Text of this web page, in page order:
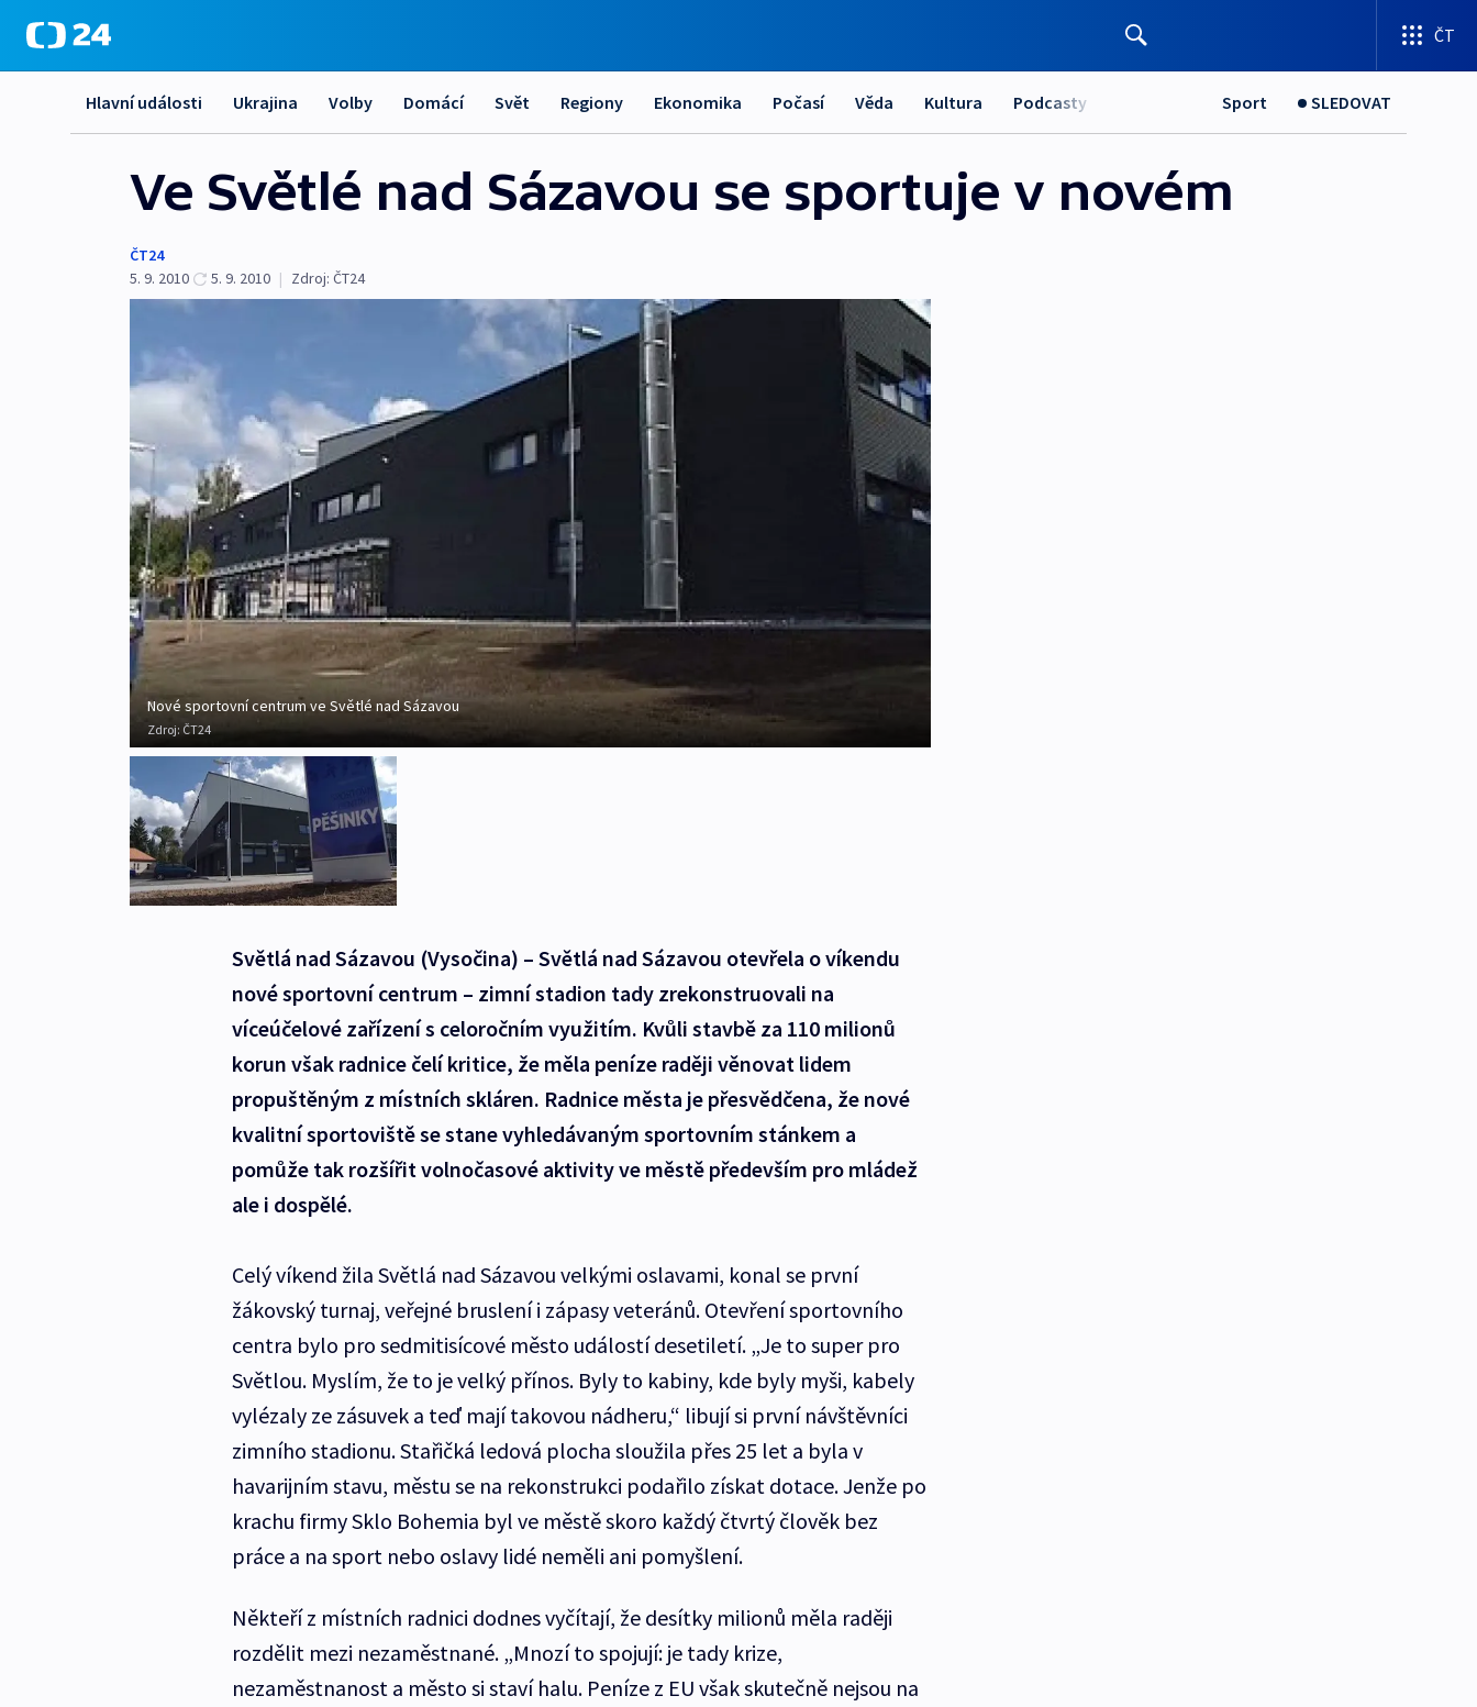
ČT
Hlavní události Ukrajina Volby Domácí Svět Regiony Ekonomika Počasí Věda Kultura Podcasty Sport SLEDOVAT
Ve Světlé nad Sázavou se sportuje v novém
ČT24
5. 9. 2010
5. 9. 2010 | Zdroj: ČT24
Nové sportovní centrum ve Světlé nad Sázavou
Zdroj: ČT24
Světlá nad Sázavou (Vysočina) – Světlá nad Sázavou otevřela o víkendu
nové sportovní centrum – zimní stadion tady zrekonstruovali na
víceúčelové zařízení s celoročním využitím. Kvůli stavbě za 110 milionů
korun však radnice čelí kritice, že měla peníze raději věnovat lidem
propuštěným z místních skláren. Radnice města je přesvědčena, že nové
kvalitní sportoviště se stane vyhledávaným sportovním stánkem a
pomůže tak rozšířit volnočasové aktivity ve městě především pro mládež
ale i dospělé.
Celý víkend žila Světlá nad Sázavou velkými oslavami, konal se první
žákovský turnaj, veřejné bruslení i zápasy veteránů. Otevření sportovního
centra bylo pro sedmitisícové město událostí desetiletí. „Je to super pro
Světlou. Myslím, že to je velký přínos. Byly to kabiny, kde byly myši, kabely
vylézaly ze zásuvek a teď mají takovou nádheru,“ libují si první návštěvníci
zimního stadionu. Stařičká ledová plocha sloužila přes 25 let a byla v
havarijním stavu, městu se na rekonstrukci podařilo získat dotace. Jenže po
krachu firmy Sklo Bohemia byl ve městě skoro každý čtvrtý člověk bez
práce a na sport nebo oslavy lidé neměli ani pomyšlení.
Někteří z místních radnici dodnes vyčítají, že desítky milionů měla raději
rozdělit mezi nezaměstnané. „Mnozí to spojují: je tady krize,
nezaměstnanost a město si staví halu. Peníze z EU však skutečně nejsou na